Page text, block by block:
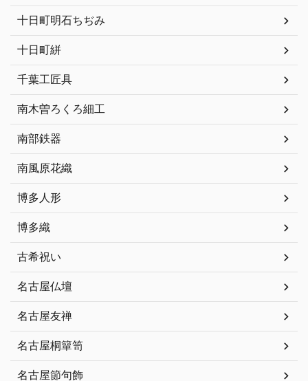
十日町明石ちぢみ
十日町絣
千葉工匠具
南木曽ろくろ細工
南部鉄器
南風原花織
博多人形
博多織
古希祝い
名古屋仏壇
名古屋友禅
名古屋桐簞笥
名古屋節句飾